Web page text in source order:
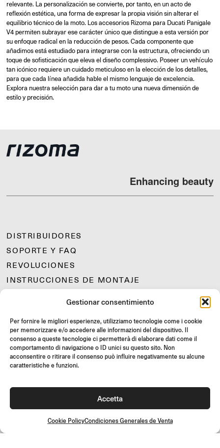
Gestionar consentimiento
Per fornire le migliori esperienze, utilizziamo tecnologie come i cookie
per memorizzare e/o accedere alle informazioni del dispositivo. Il
consenso a queste tecnologie ci permetterà di elaborare dati come il
comportamento di navigazione o ID unici su questo sito. Non
acconsentire o ritirare il consenso può influire negativamente su alcune
caratteristiche e funzioni.
Accetta
Cookie PolicyCondiciones Generales de Venta
relevante. La personalización se convierte, por tanto, en un acto de
reflexión estética, una forma de expresar la propia visión sin alterar el
equilibrio técnico de la moto. Los accesorios Rizoma para Ducati Panigale
V4 permiten subrayar ese carácter único que distingue a esta versión por
su enfoque radical en la reducción de pesos. Cada componente que
añadimos está estudiado para integrarse con la estructura, ofreciendo un
toque de sofisticación que eleva el diseño complessivo. Poseer un vehículo
tan icónico requiere un cuidado meticuloso en la elección de los detalles,
para que cada línea añadida hable el mismo lenguaje de excelencia.
Explora nuestra selección para dar a tu moto una nueva dimensión de
estilo y precisión.
Enhancing beauty
DISTRIBUIDORES
SOPORTE Y FAQ
REVOLUCIONES
INSTRUCCIONES DE MONTAJE
JOIN US
¡Únete a la comunidad Rizoma y accede a contenidos exclusivos y
ofertas especiales!
Condiciones Generales de Venta
Política de calidad